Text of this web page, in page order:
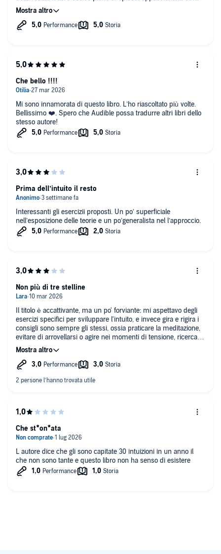
esercizi pratici. La voce narrante è calda e coinvolgente.
Mi sono innamorata di questo libro. L’ho riascoltato più volte.
Bellissimo ❤️. Spero che Audible possa tradurre altri libri dello
stesso autore!
Che bello !!!!
Interessanti gli esercizii proposti. Un po’ superficiale
nell’esposizione delle teorie e un po’generalista nel l’approccio.
Prima dell’intuito il resto
Il titolo è accattivante, ma un po' forviante: mi aspettavo degli
esercizi specifici per sviluppare l'intuito, e invece gira e rigira i
consigli sono sempre gli stessi, ossia praticare la meditazione,
evitare di arrovellarsi o agire nei momenti di tensione, ricercare
uno stato emotivo equilibrato, esprimere gratitudine, scrivere
un diario, dedicarsi alle proprie passioni e seguire il flusso degli
eventi o il proprio sentire interiore. Grazie, direi quasi intuitivo!
fare con l'intuito, ma più con il paranormale. Nel complesso è
Non più di tre stelline
L autore dice che gli sono capitate 30 intuizioni in un anno il
che non sono tante e questo libro non ha senso di esistere
Che st*on*ata